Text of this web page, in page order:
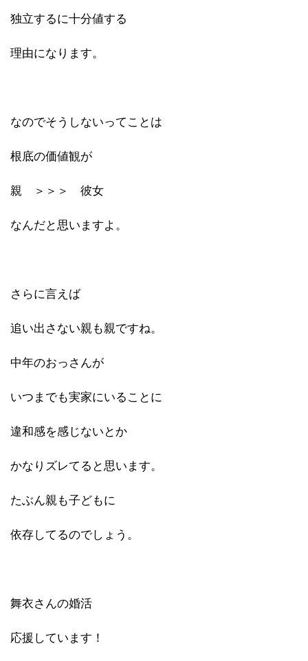
独立するに十分値する
理由になります。
なのでそうしないってことは
根底の価値観が
親 ＞＞＞ 彼女
なんだと思いますよ。
さらに言えば
追い出さない親も親ですね。
中年のおっさんが
いつまでも実家にいることに
違和感を感じないとか
かなりズレてると思います。
たぶん親も子どもに
依存してるのでしょう。
舞衣さんの婚活
応援しています！